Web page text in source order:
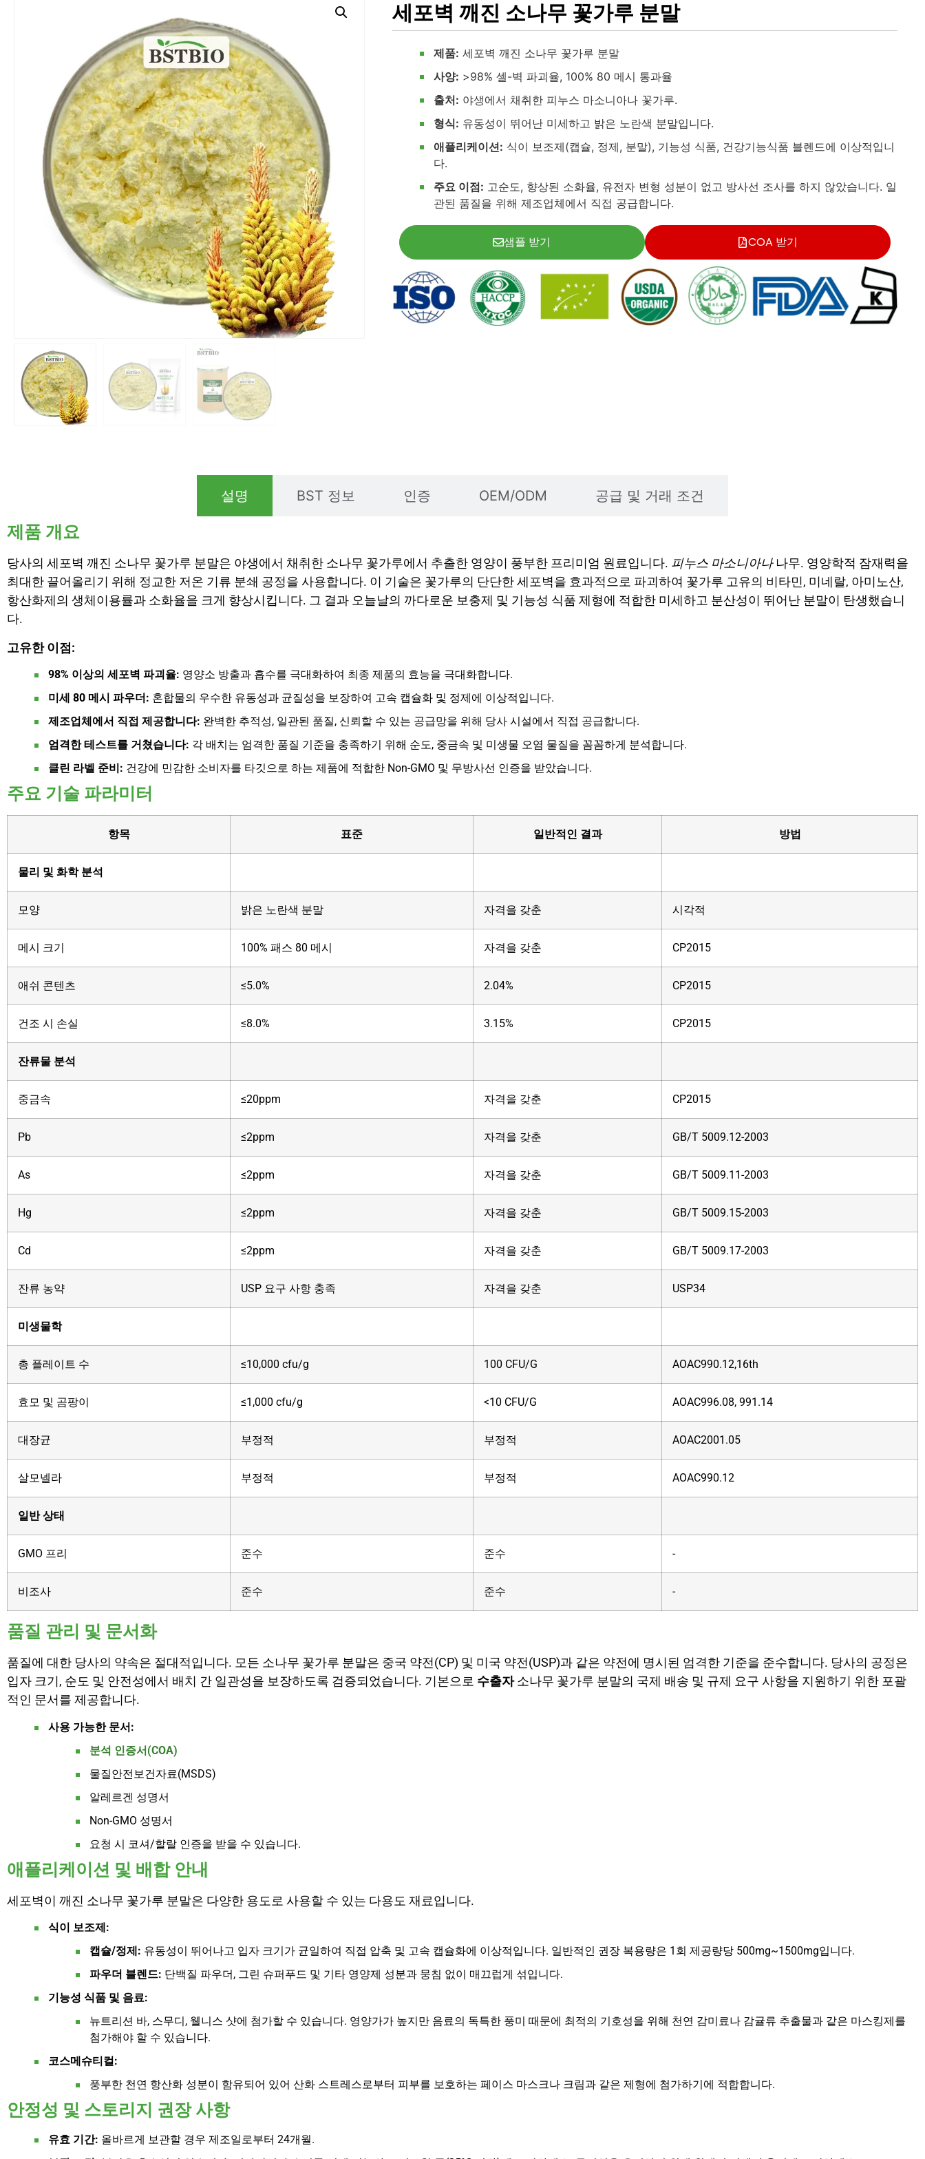
세포벽 깨진 소나무 꽃가루 분말
제품: 세포벽 깨진 소나무 꽃가루 분말
사양: >98% 셀-벽 파괴율, 100% 80 메시 통과율
출처: 야생에서 채취한 피누스 마소니아나 꽃가루.
형식: 유동성이 뛰어난 미세하고 밝은 노란색 분말입니다.
애플리케이션: 식이 보조제(캡슐, 정제, 분말), 기능성 식품, 건강기능식품 블렌드에 이상적입니
다.
주요 이점: 고순도, 향상된 소화율, 유전자 변형 성분이 없고 방사선 조사를 하지 않았습니다. 일
관된 품질을 위해 제조업체에서 직접 공급합니다.
샘플 받기 COA 받기
설명 BST 정보 인증 OEM/ODM 공급 및 거래 조건
제품 개요
당사의 세포벽 깨진 소나무 꽃가루 분말은 야생에서 채취한 소나무 꽃가루에서 추출한 영양이 풍부한 프리미엄 원료입니다. 피누스 마소니아나나무. 영양학적 잠재력을
최대한 끌어올리기 위해 정교한 저온 기류 분쇄 공정을 사용합니다. 이 기술은 꽃가루의 단단한 세포벽을 효과적으로 파괴하여 꽃가루 고유의 비타민, 미네랄, 아미노산,
항산화제의 생체이용률과 소화율을 크게 향상시킵니다. 그 결과 오늘날의 까다로운 보충제 및 기능성 식품 제형에 적합한 미세하고 분산성이 뛰어난 분말이 탄생했습니
다.
고유한 이점:
98% 이상의 세포벽 파괴율: 영양소 방출과 흡수를 극대화하여 최종 제품의 효능을 극대화합니다.
미세 80 메시 파우더: 혼합물의 우수한 유동성과 균질성을 보장하여 고속 캡슐화 및 정제에 이상적입니다.
제조업체에서 직접 제공합니다: 완벽한 추적성, 일관된 품질, 신뢰할 수 있는 공급망을 위해 당사 시설에서 직접 공급합니다.
엄격한 테스트를 거쳤습니다: 각 배치는 엄격한 품질 기준을 충족하기 위해 순도, 중금속 및 미생물 오염 물질을 꼼꼼하게 분석합니다.
클린 라벨 준비: 건강에 민감한 소비자를 타깃으로 하는 제품에 적합한 Non-GMO 및 무방사선 인증을 받았습니다.
주요 기술 파라미터
항목 표준 일반적인 결과 방법
물리 및 화학 분석
모양 밝은 노란색 분말 자격을 갖춘 시각적
메시 크기 100% 패스 80 메시 자격을 갖춘 CP2015
애쉬 콘텐츠 ≤5.0% 2.04% CP2015
건조 시 손실 ≤8.0% 3.15% CP2015
잔류물 분석
중금속 ≤20ppm 자격을 갖춘 CP2015
Pb ≤2ppm 자격을 갖춘 GB/T 5009.12-2003
As ≤2ppm 자격을 갖춘 GB/T 5009.11-2003
Hg ≤2ppm 자격을 갖춘 GB/T 5009.15-2003
Cd ≤2ppm 자격을 갖춘 GB/T 5009.17-2003
잔류 농약 USP 요구 사항 충족 자격을 갖춘 USP34
미생물학
총 플레이트 수 ≤10,000 cfu/g 100 CFU/G AOAC990.12,16th
효모 및 곰팡이 ≤1,000 cfu/g <10 CFU/G AOAC996.08, 991.14
대장균 부정적 부정적 AOAC2001.05
살모넬라 부정적 부정적 AOAC990.12
일반 상태
GMO 프리 준수 준수 -
비조사 준수 준수 -
품질 관리 및 문서화
품질에 대한 당사의 약속은 절대적입니다. 모든 소나무 꽃가루 분말은 중국 약전(CP) 및 미국 약전(USP)과 같은 약전에 명시된 엄격한 기준을 준수합니다. 당사의 공정은
입자 크기, 순도 및 안전성에서 배치 간 일관성을 보장하도록 검증되었습니다. 기본으로 수출자소나무 꽃가루 분말의 국제 배송 및 규제 요구 사항을 지원하기 위한 포괄
적인 문서를 제공합니다.
사용 가능한 문서:
분석 인증서(COA)
물질안전보건자료(MSDS)
알레르겐 성명서
Non-GMO 성명서
요청 시 코셔/할랄 인증을 받을 수 있습니다.
애플리케이션 및 배합 안내
세포벽이 깨진 소나무 꽃가루 분말은 다양한 용도로 사용할 수 있는 다용도 재료입니다.
식이 보조제:
캡슐/정제: 유동성이 뛰어나고 입자 크기가 균일하여 직접 압축 및 고속 캡슐화에 이상적입니다. 일반적인 권장 복용량은 1회 제공량당 500mg~1500mg입니다.
파우더 블렌드: 단백질 파우더, 그린 슈퍼푸드 및 기타 영양제 성분과 뭉침 없이 매끄럽게 섞입니다.
기능성 식품 및 음료:
뉴트리션 바, 스무디, 웰니스 샷에 첨가할 수 있습니다. 영양가가 높지만 음료의 독특한 풍미 때문에 최적의 기호성을 위해 천연 감미료나 감귤류 추출물과 같은 마스킹제를
첨가해야 할 수 있습니다.
코스메슈티컬:
풍부한 천연 항산화 성분이 함유되어 있어 산화 스트레스로부터 피부를 보호하는 페이스 마스크나 크림과 같은 제형에 첨가하기에 적합합니다.
안정성 및 스토리지 권장 사항
유효 기간: 올바르게 보관할 경우 제조일로부터 24개월.